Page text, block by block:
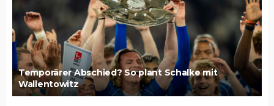
Temporärer Abschied? So plant Schalke mit
Wallentowitz